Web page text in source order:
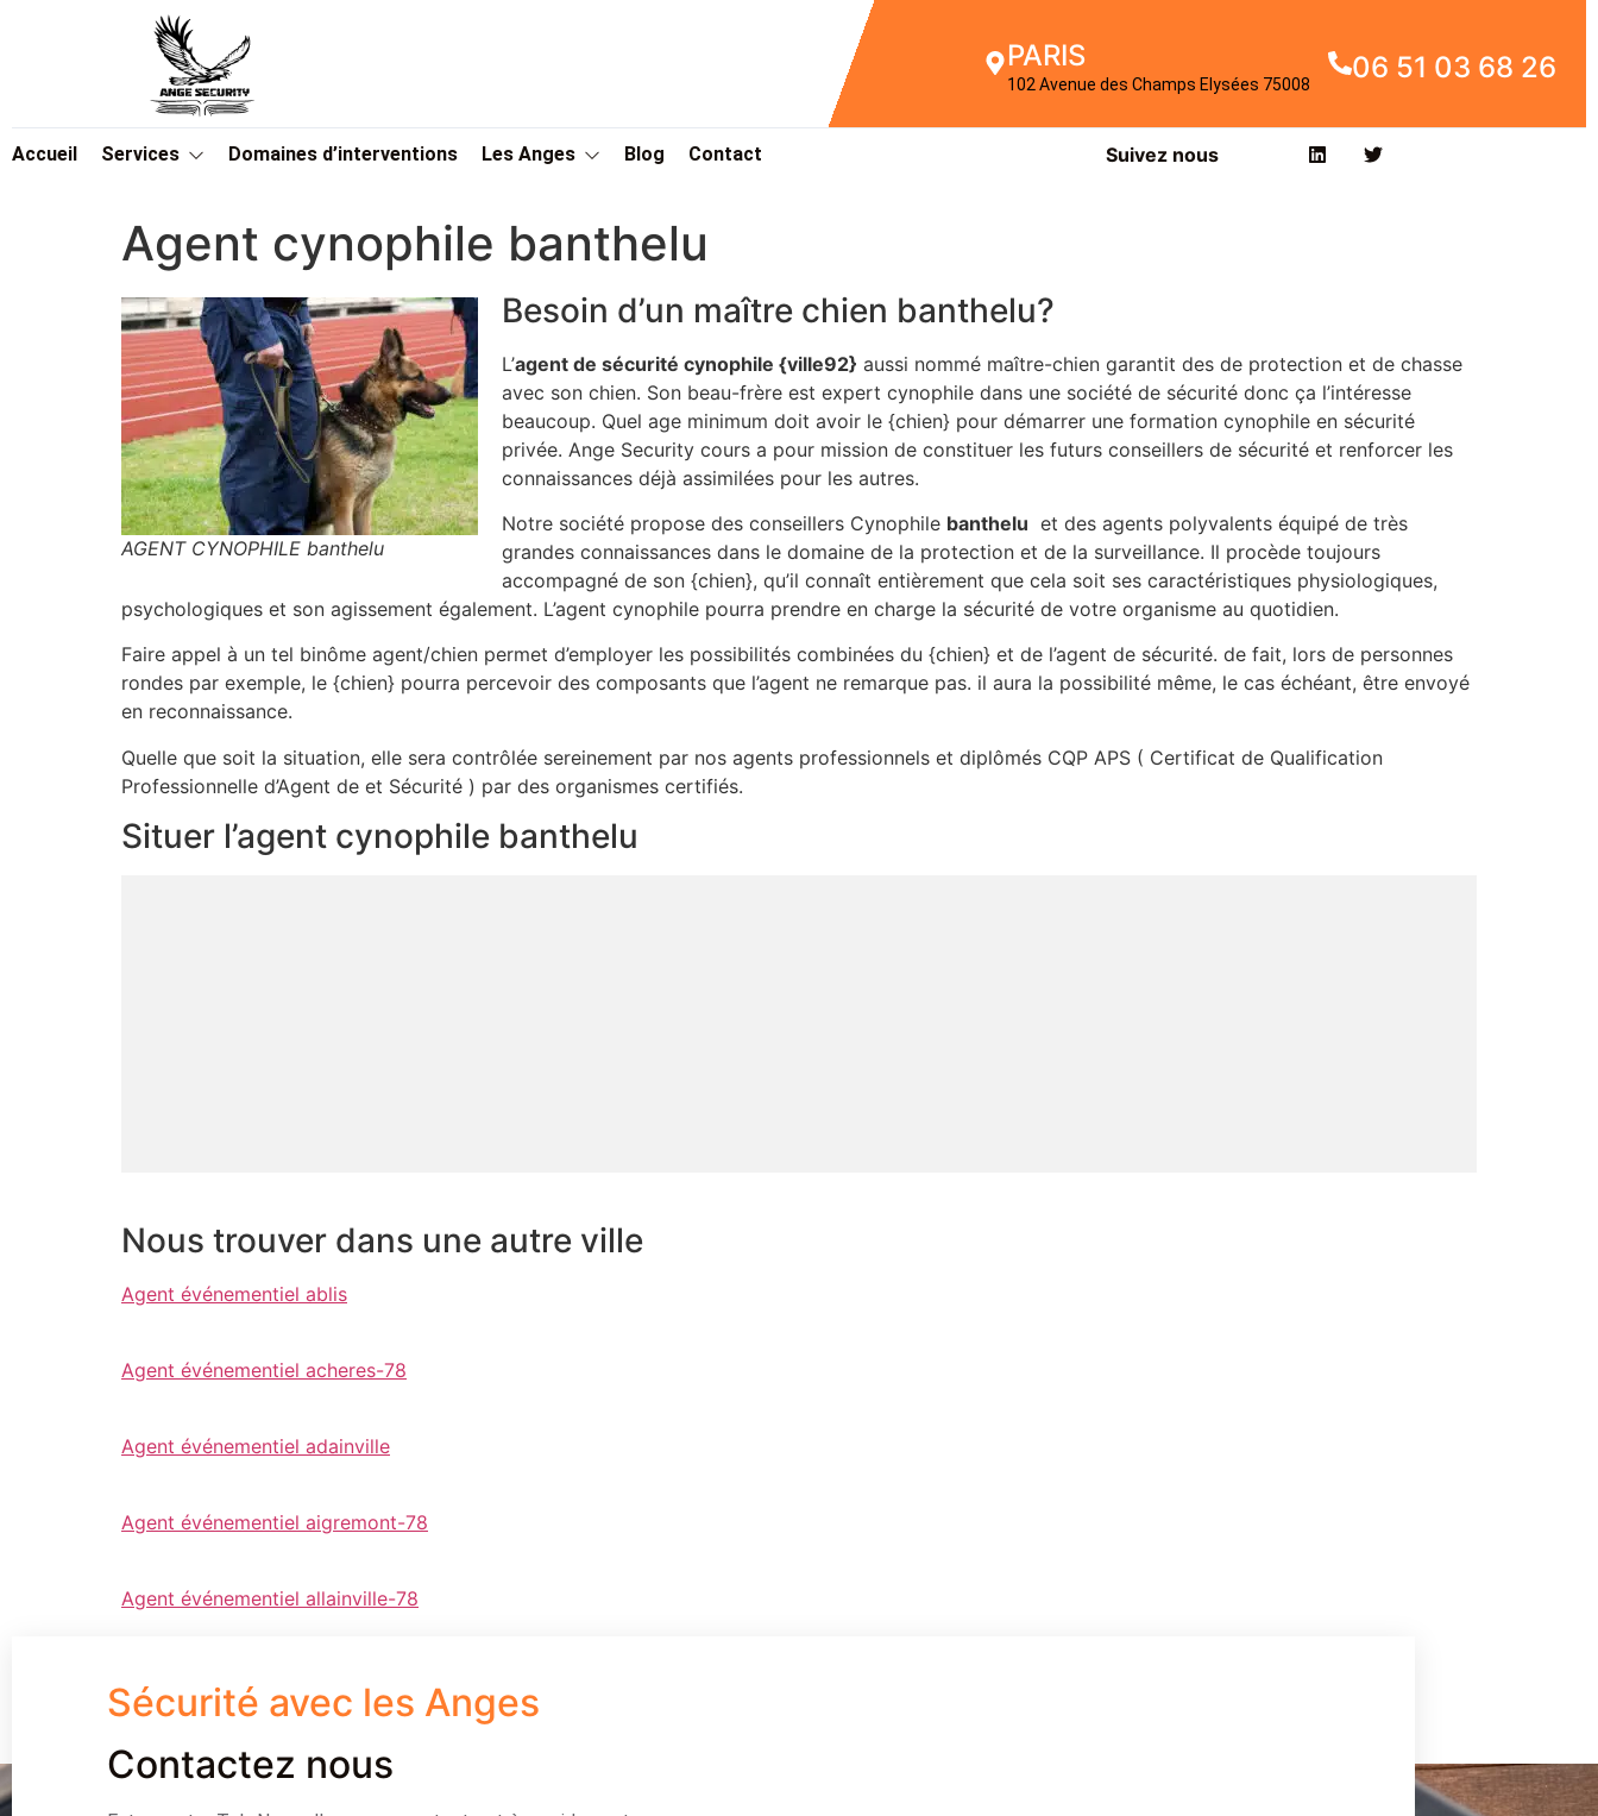
PARIS
102 Avenue des Champs Elysées 75008 06 51 03 68 26
Accueil Services Domaines d’interventions Les Anges Blog Contact Suivez nous
Agent cynophile banthelu
AGENT CYNOPHILE banthelu
Besoin d’un maître chien banthelu?
L’agent de sécurité cynophile {ville92} aussi nommé maître-chien garantit des de protection et de chasse
avec son chien. Son beau-frère est expert cynophile dans une société de sécurité donc ça l’intéresse
beaucoup. Quel age minimum doit avoir le {chien} pour démarrer une formation cynophile en sécurité
privée. Ange Security cours a pour mission de constituer les futurs conseillers de sécurité et renforcer les
connaissances déjà assimilées pour les autres.
Notre société propose des conseillers Cynophile banthelu et des agents polyvalents équipé de très
grandes connaissances dans le domaine de la protection et de la surveillance. Il procède toujours
accompagné de son {chien}, qu’il connaît entièrement que cela soit ses caractéristiques physiologiques,
psychologiques et son agissement également. L’agent cynophile pourra prendre en charge la sécurité de votre organisme au quotidien.
Faire appel à un tel binôme agent/chien permet d’employer les possibilités combinées du {chien} et de l’agent de sécurité. de fait, lors de personnes
rondes par exemple, le {chien} pourra percevoir des composants que l’agent ne remarque pas. il aura la possibilité même, le cas échéant, être envoyé
en reconnaissance.
Quelle que soit la situation, elle sera contrôlée sereinement par nos agents professionnels et diplômés CQP APS ( Certificat de Qualification
Professionnelle d’Agent de et Sécurité ) par des organismes certifiés.
Situer l’agent cynophile banthelu
Nous trouver dans une autre ville
Agent événementiel ablis
Agent événementiel acheres-78
Agent événementiel adainville
Agent événementiel aigremont-78
Agent événementiel allainville-78
Sécurité avec les Anges
Contactez nous